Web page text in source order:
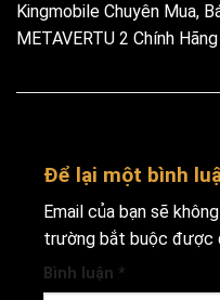
Kingmobile Chuyên Mua,
METAVERTU 2 Chính Hãng
Để lại một bình
Email của bạn sẽ
trường bắt buộc được
Bình luận *